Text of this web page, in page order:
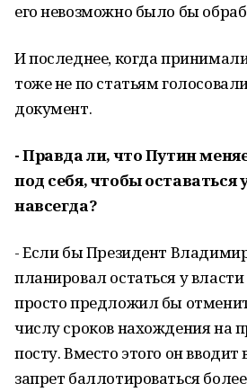
его невозможно было бы
И последнее, когда
тоже не по статьям
документ.
- Правда ли, что Путин
под себя, чтобы оставаться
навсегда?
- Если бы Президент
планировал остаться у власти
просто предложил бы
числу сроков нахождения на
посту. Вместо этого он
запрет баллотироваться